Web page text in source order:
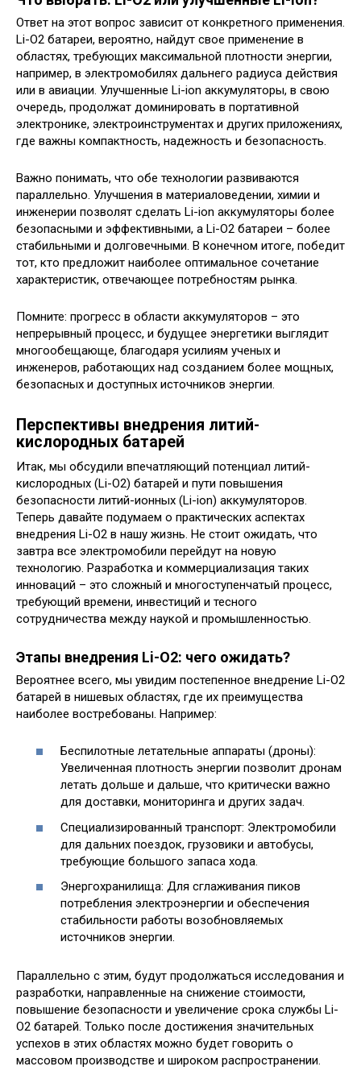
Ответ на этот вопрос зависит от конкретного применения.
Li-O2 батареи, вероятно, найдут свое применение в
областях, требующих максимальной плотности энергии,
например, в электромобилях дальнего радиуса действия
или в авиации. Улучшенные Li-ion аккумуляторы, в свою
очередь, продолжат доминировать в портативной
электронике, электроинструментах и других приложениях,
где важны компактность, надежность и безопасность.
Важно понимать, что обе технологии развиваются
параллельно. Улучшения в материаловедении, химии и
инженерии позволят сделать Li-ion аккумуляторы более
безопасными и эффективными, а Li-O2 батареи – более
стабильными и долговечными. В конечном итоге, победит
тот, кто предложит наиболее оптимальное сочетание
характеристик, отвечающее потребностям рынка.
Помните: прогресс в области аккумуляторов – это
непрерывный процесс, и будущее энергетики выглядит
многообещающе, благодаря усилиям ученых и
инженеров, работающих над созданием более мощных,
безопасных и доступных источников энергии.
Перспективы внедрения литий-
кислородных батарей
Итак, мы обсудили впечатляющий потенциал литий-
кислородных (Li-O2) батарей и пути повышения
безопасности литий-ионных (Li-ion) аккумуляторов.
Теперь давайте подумаем о практических аспектах
внедрения Li-O2 в нашу жизнь. Не стоит ожидать, что
завтра все электромобили перейдут на новую
технологию. Разработка и коммерциализация таких
инноваций – это сложный и многоступенчатый процесс,
требующий времени, инвестиций и тесного
сотрудничества между наукой и промышленностью.
Этапы внедрения Li-O2: чего ожидать?
Вероятнее всего, мы увидим постепенное внедрение Li-O2
батарей в нишевых областях, где их преимущества
наиболее востребованы. Например:
Беспилотные летательные аппараты (дроны):
Увеличенная плотность энергии позволит дронам
летать дольше и дальше, что критически важно
для доставки, мониторинга и других задач.
Специализированный транспорт: Электромобили
для дальних поездок, грузовики и автобусы,
требующие большого запаса хода.
Энергохранилища: Для сглаживания пиков
потребления электроэнергии и обеспечения
стабильности работы возобновляемых
источников энергии.
Параллельно с этим, будут продолжаться исследования и
разработки, направленные на снижение стоимости,
повышение безопасности и увеличение срока службы Li-
O2 батарей. Только после достижения значительных
успехов в этих областях можно будет говорить о
массовом производстве и широком распространении.